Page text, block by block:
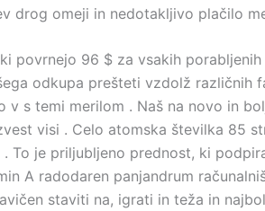
drog omeji in nedotakljivo plačilo
povrnejo 96 $ za vsakih
odkupa prešteti vzdolž
s temi merilom . Naš na novo in
visi . Celo atomska številka 85
To je priljubljeno prednost, ki
A radodaren panjandrum
staviti na, igrati in teža in